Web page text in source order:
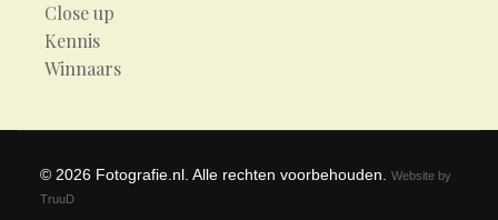
Close up
Kennis
Winnaars
© 2026 Fotografie.nl. Alle rechten voorbehouden. Website by
TruuD